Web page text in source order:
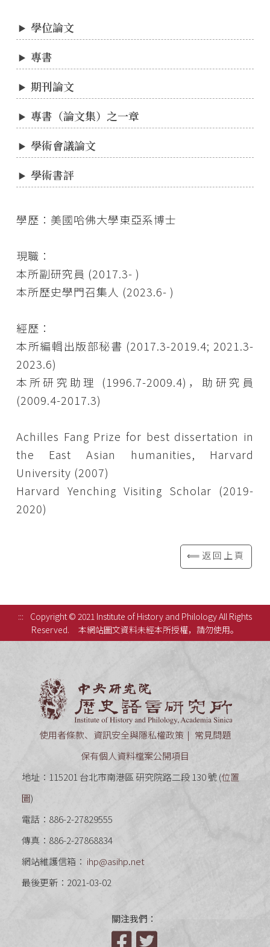
學位論文
專書
期刊論文
專書（論文集）之一章
學術會議論文
學術書評
學歷：美國哈佛大學東亞系博士
現職：
本所副研究員 (2017.3- )
本所歷史學門召集人 (2023.6- )
經歷：
本所編輯出版部秘書 (2017.3-2019.4; 2021.3-
2023.6)
本所研究助理 (1996.7-2009.4)，助研究員
(2009.4-2017.3)
Achilles Fang Prize for best dissertation in
the East Asian humanities, Harvard
University (2007)
Harvard Yenching Visiting Scholar (2019-
2020)
⟸返回上頁
:::
Copyright © 2021 Institute of History and Philology All Rights
Reserved.
本網站圖文資料未經本所授權，請勿使用。
使用者條款、資訊安全與隱私權政策
常見問題
保有個人資料檔案公開項目
地址：115201 台北市南港區 研究院路二段 130 號 (位置
圖)
電話：886-2-27829555
傳真：886-2-27868834
網站維護信箱： ihp@asihp.net
最後更新：2021-03-02
關注我們：
Facebook